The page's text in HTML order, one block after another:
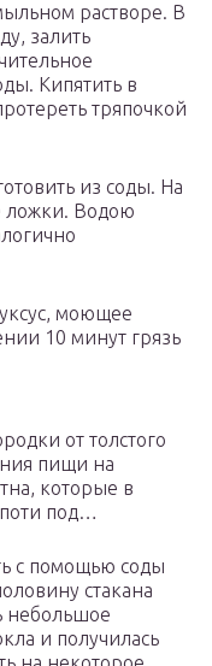
растворе. В
залить
Кипятить в
тряпочкой
из соды. На
ложки. Водою
моющее
10 минут грязь
от толстого
пищи на
которые в
под…
с помощью соды
стакана
небольшое
и получилась